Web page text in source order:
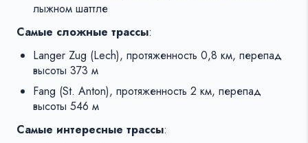
лыжном шаттле
Самые сложные трассы:
Langer Zug (Lech), протяженность 0,8 км, перепад
высоты 373 м
Fang (St. Anton), протяженность 2 км, перепад
высоты 546 м
Самые интересные трассы: